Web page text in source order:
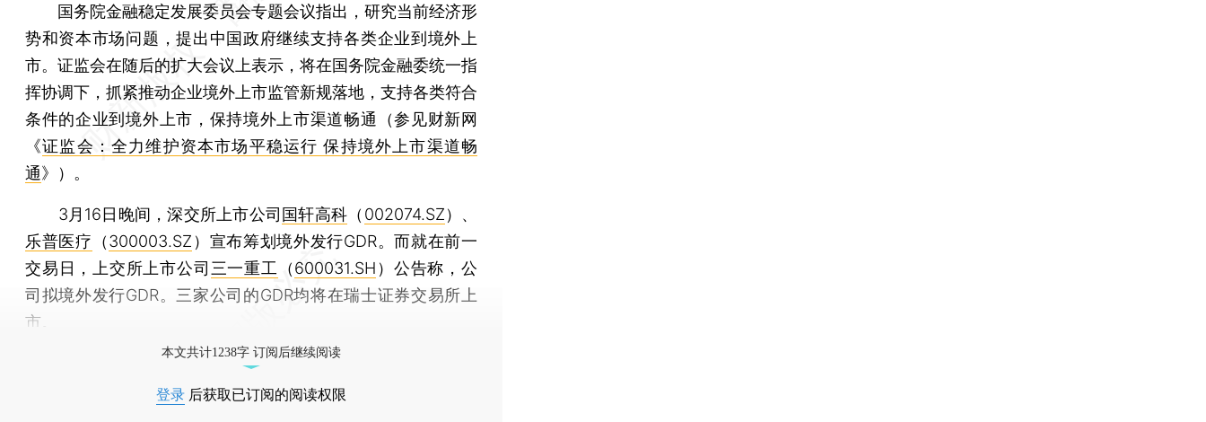
国务院金融稳定发展委员会专题会议指出，研究当前经济形
势和资本市场问题，提出中国政府继续支持各类企业到境外上
市。证监会在随后的扩大会议上表示，将在国务院金融委统一指
挥协调下，抓紧推动企业境外上市监管新规落地，支持各类符合
条件的企业到境外上市，保持境外上市渠道畅通（参见财新网
《证监会：全力维护资本市场平稳运行 保持境外上市渠道畅
通》）。
3月16日晚间，深交所上市公司国轩高科 （ 002074.SZ）、
乐普医疗 （300003.SZ ）宣布筹划境外发行GDR。而就在前一
交易日，上交所上市公司 三一重工 （600031.SH ）公告称，公
司拟境外发行GDR。三家公司的GDR均将在瑞士证券交易所上
市。
本文共计1238字 订阅后继续阅读
登录 后获取已订阅的阅读权限